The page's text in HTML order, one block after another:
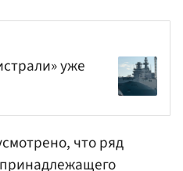
уже
что ряд